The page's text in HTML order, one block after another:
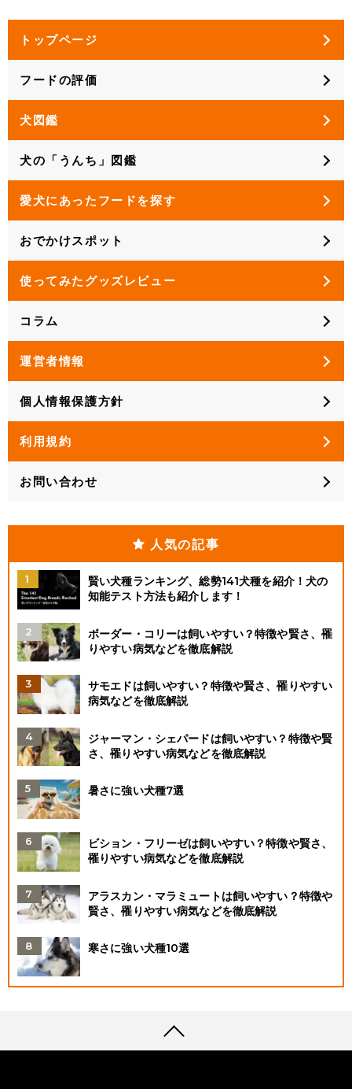
トップページ
フードの評価
犬図鑑
犬の「うんち」図鑑
愛犬にあったフードを探す
おでかけスポット
使ってみたグッズレビュー
コラム
運営者情報
個人情報保護方針
利用規約
お問い合わせ
人気の記事
賢い犬種ランキング、総勢141犬種を紹介！犬の
知能テスト方法も紹介します！
ボーダー・コリーは飼いやすい？特徴や賢さ、罹
りやすい病気などを徹底解説
サモエドは飼いやすい？特徴や賢さ、罹りやすい
病気などを徹底解説
ジャーマン・シェパードは飼いやすい？特徴や賢
さ、罹りやすい病気などを徹底解説
暑さに強い犬種7選
ビション・フリーゼは飼いやすい？特徴や賢さ、
罹りやすい病気などを徹底解説
アラスカン・マラミュートは飼いやすい？特徴や
賢さ、罹りやすい病気などを徹底解説
寒さに強い犬種10選